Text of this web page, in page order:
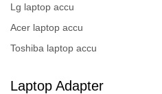
Lg laptop accu
Acer laptop accu
Toshiba laptop accu
Laptop Adapter